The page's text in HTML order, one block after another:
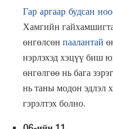
Гар аргаар будсан
Хамгийн
өнгөлсөн паалантай
нэрлэхэд хэцүү биш
өнгөлгөө нь бага
нь таны модон эдлэл
гэрэлтэх болно.